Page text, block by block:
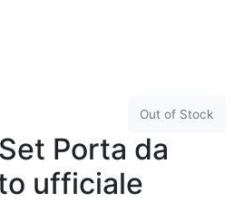
Out of Stock
Porta da
ufficiale